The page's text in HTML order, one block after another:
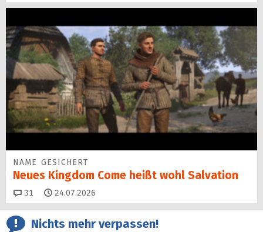
NAME GESICHERT
Neues Kingdom Come heißt wohl Salvation
31 Kommentare
24.07.2026
Nichts mehr verpassen!